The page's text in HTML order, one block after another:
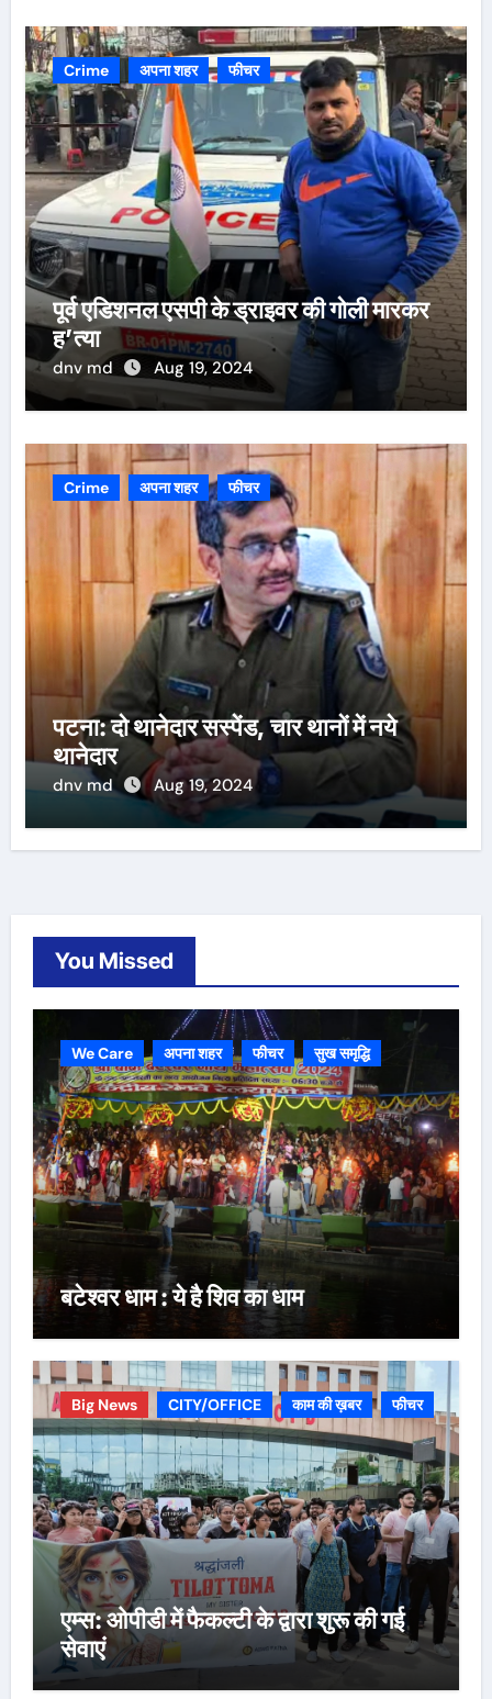
Crime अपना शहर फीचर
पूर्व एडिशनल एसपी के ड्राइवर की गोली मारकर
ह’त्या
dnv md Aug 19, 2024
Crime अपना शहर फीचर
पटना: दो थानेदार सस्पेंड, चार थानों में नये
थानेदार
dnv md Aug 19, 2024
You Missed
We Care अपना शहर फीचर सुख समृद्धि
बटेश्वर धाम : ये है शिव का धाम
Big News CITY/OFFICE काम की ख़बर फीचर
एम्स: ओपीडी में फैकल्टी के द्वारा शुरू की गई
सेवाएं